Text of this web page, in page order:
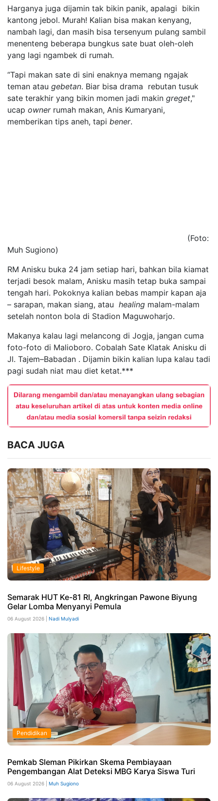
Harganya juga dijamin tak bikin panik, apalagi bikin
kantong jebol. Murah! Kalian bisa makan kenyang,
nambah lagi, dan masih bisa tersenyum pulang sambil
menenteng beberapa bungkus sate buat oleh-oleh
yang lagi ngambek di rumah.
“Tapi makan sate di sini enaknya memang ngajak
teman atau gebetan. Biar bisa drama rebutan tusuk
sate terakhir yang bikin momen jadi makin greget,"
ucap ownerrumah makan, Anis Kumaryani,
memberikan tips aneh, tapi bener.
(Foto:
Muh Sugiono)
RM Anisku buka 24 jam setiap hari, bahkan bila kiamat
terjadi besok malam, Anisku masih tetap buka sampai
tengah hari. Pokoknya kalian bebas mampir kapan aja
– sarapan, makan siang, atau healing malam-malam
setelah nonton bola di Stadion Maguwoharjo.
Makanya kalau lagi melancong di Jogja, jangan cuma
foto-foto di Malioboro. Cobalah Sate Klatak Anisku di
Jl. Tajem–Babadan . Dijamin bikin kalian lupa kalau tadi
pagi sudah niat mau diet ketat.***
BACA JUGA
Lifestyle
Semarak HUT Ke-81 RI, Angkringan Pawone Biyung
Gelar Lomba Menyanyi Pemula
06 August 2026 | Nadi Mulyadi
Pendidikan
Pemkab Sleman Pikirkan Skema Pembiayaan
Pengembangan Alat Deteksi MBG Karya Siswa Turi
06 August 2026 | Muh Sugiono